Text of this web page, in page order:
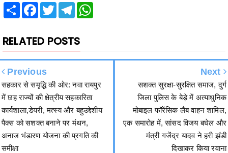
RELATED POSTS
Previous
में छह राज्यों की क्षेत्रीय सहकारिता
कार्यशाला,डेयरी, मत्स्य और बहुउद्देशीय
पैक्स को सशक्त बनाने पर मंथन,
अनाज भंडारण योजना की प्रगति की
समीक्षा
जिला पुलिस के बेड़े में अत्याधुनिक
मोबाइल फॉरेंसिक लैब वाहन शामिल,
एक समारोह में, सांसद विजय बघेल और
मंत्री गजेंद्र यादव ने हरी झंडी
दिखाकर किया रवाना